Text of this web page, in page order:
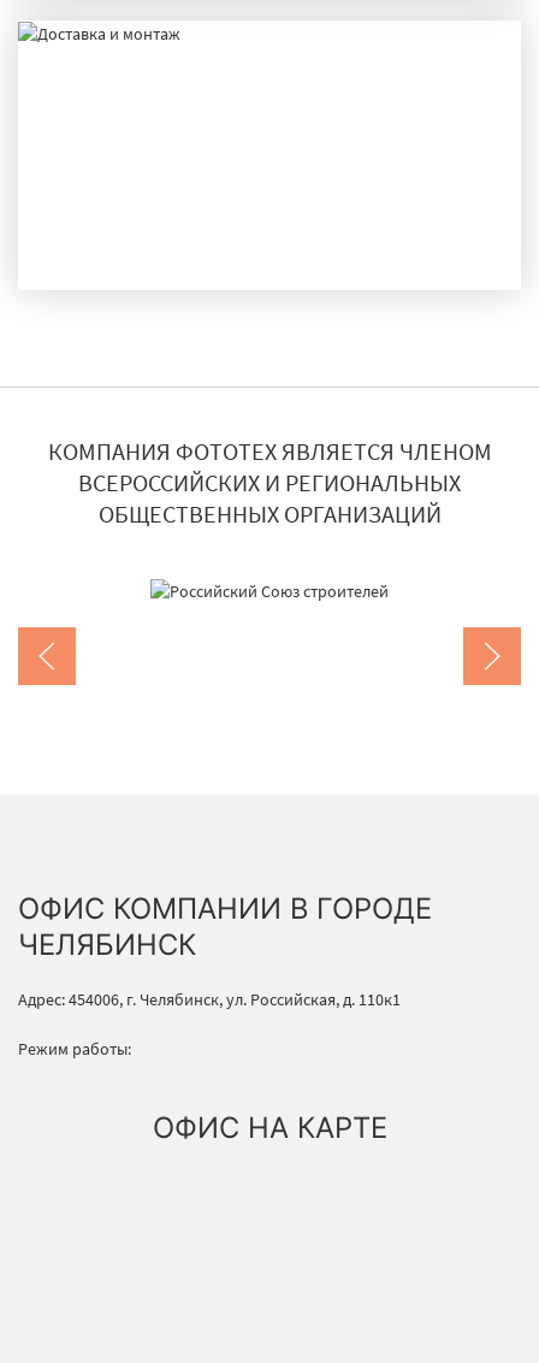
КОМПАНИЯ ФОТОТЕХ ЯВЛЯЕТСЯ ЧЛЕНОМ
ВСЕРОССИЙСКИХ И РЕГИОНАЛЬНЫХ
ОБЩЕСТВЕННЫХ ОРГАНИЗАЦИЙ
ОФИС КОМПАНИИ В ГОРОДЕ
ЧЕЛЯБИНСК
Адрес: 454006, г. Челябинск, ул. Российская, д. 110к1
Режим работы:
ОФИС НА КАРТЕ